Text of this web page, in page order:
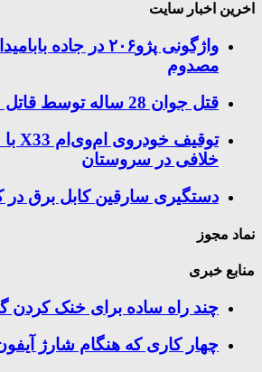
اخرین اخبار سایت
مصدوم
قتل جوان 28 ساله توسط قاتل 15 ساله در کازرون
خلافی در سروستان
دستگیری سارقین کابل برق در
نماد مجوز
منابع خبری
چند راه‌ ساده برای خنک کردن
چهار کاری که هنگام شارژ آیفون